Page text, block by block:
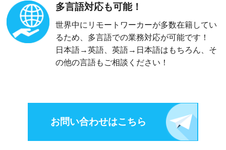
多言語対応も可能！
世界中にリモートワーカーが多数在籍してい
るため、多言語での業務対応が可能です！
日本語→英語、英語→日本語はもちろん、そ
の他の言語もご相談ください！
お問い合わせはこちら